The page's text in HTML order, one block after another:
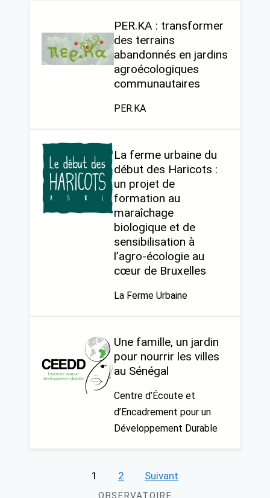
PER.KA : transformer
des terrains
abandonnés en jardins
agroécologiques
communautaires
PER.KA
La ferme urbaine du
début des Haricots :
un projet de
formation au
maraîchage
biologique et de
sensibilisation à
l’agro-écologie au
cœur de Bruxelles
La Ferme Urbaine
Une famille, un jardin
pour nourrir les villes
au Sénégal
Centre d’Écoute et
d’Encadrement pour un
Développement Durable
Pagination
1 2 Suivant
OBSERVATOIRE